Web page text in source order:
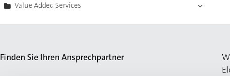
Value Added Services
Finden Sie Ihren Ansprechpartner